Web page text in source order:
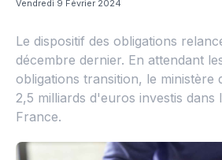
Vendredi 9 Février 2024
Le dispositif des obligations
décembre dernier. En attendant
obligations transition, le ministère
2,5 milliards d'euros investis dans
France.